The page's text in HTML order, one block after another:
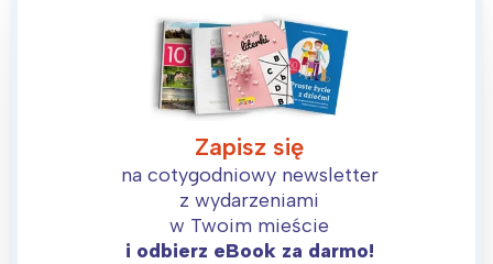
Zapisz się
na cotygodniowy newsletter
z wydarzeniami
w Twoim mieście
i odbierz eBook za darmo!